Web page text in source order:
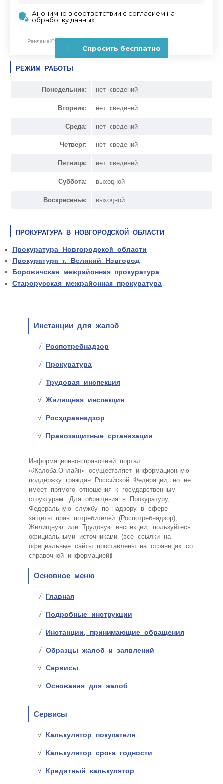
РЕЖИМ РАБОТЫ
Понедельник: нет сведений
Вторник: нет сведений
Среда: нет сведений
Четверг: нет сведений
Пятница: нет сведений
Суббота: выходной
Воскресенье: выходной
ПРОКУРАТУРА В НОВГОРОДСКОЙ ОБЛАСТИ
Прокуратура Новгородской области
Прокуратура г. Великий Новгород
Боровичская межрайонная прокуратура
Старорусская межрайонная прокуратура
Инстанции для жалоб
Роспотребнадзор
Прокуратура
Трудовая инспекция
Жилищная инспекция
Росздравнадзор
Правозащитные организации
Информационно-справочный портал
«Жалоба.Онлайн» осуществляет информационную
поддержку граждан Российской Федерации, но не
имеет прямого отношения к государственным
структурам. Для обращения в Прокуратуру,
Федеральную службу по надзору в сфере
защиты прав потребителей (Роспотребнадзор),
Жилищную или Трудовую инспекции, пользуйтесь
официальными источниками (все ссылки на
официальные сайты проставлены на страницах со
справочной информацией)!
Основное меню
Главная
Подробные инструкции
Инстанции, принимающие обращения
Образцы жалоб и заявлений
Сервисы
Основания для жалоб
Сервисы
Калькулятор покупателя
Калькулятор срока годности
Кредитный калькулятор